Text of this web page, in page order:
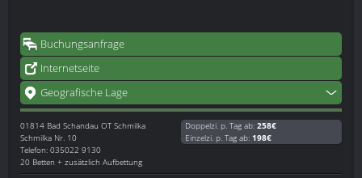
Buchungsanfrage
Internetseite
Geografische Lage
01814 Bad Schandau OT Schmilka
Schmilka Nr. 10
Telefon: 035022 9130
20 Betten + zusätzlich Aufbettung
Doppelzi. p. Tag ab: 258€
Einzelzi. p. Tag ab: 198€